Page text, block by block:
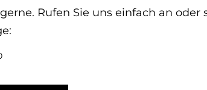
Rufen Sie uns einfach an oder